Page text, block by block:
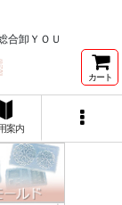
合卸ＹＯＵ
カート
案内